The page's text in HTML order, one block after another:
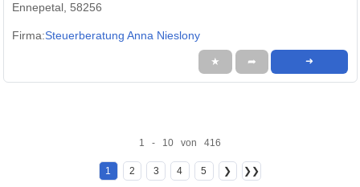
Ennepetal, 58256
Firma:Steuerberatung Anna Nieslony
★ ➦ ➜
1 - 10 von 416
1 2 3 4 5 ❯ ❯❯